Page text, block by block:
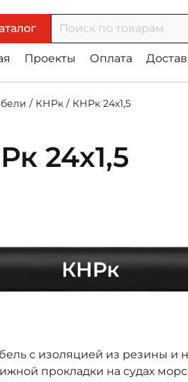
Проекты Оплата
/ КНРк / КНРк 24х1,5
24х1,5
с изоляцией из резины и
прокладки на судах